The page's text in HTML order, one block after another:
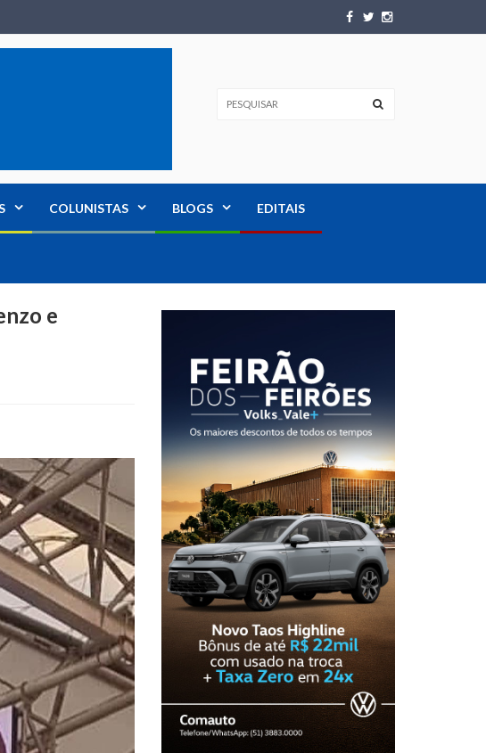
COLUNISTAS BLOGS EDITAIS
e